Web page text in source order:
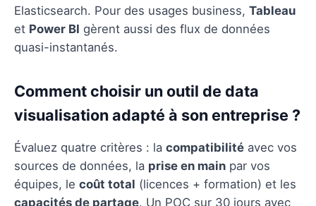
Elasticsearch. Pour des usages business, Tableau
et Power BI gèrent aussi des flux de données
quasi-instantanés.
Comment choisir un outil de data
visualisation adapté à son entreprise ?
Évaluez quatre critères : la compatibilité avec vos
sources de données, la prise en main par vos
équipes, le coût total (licences + formation) et les
capacités de partage. Un POC sur 30 jours avec